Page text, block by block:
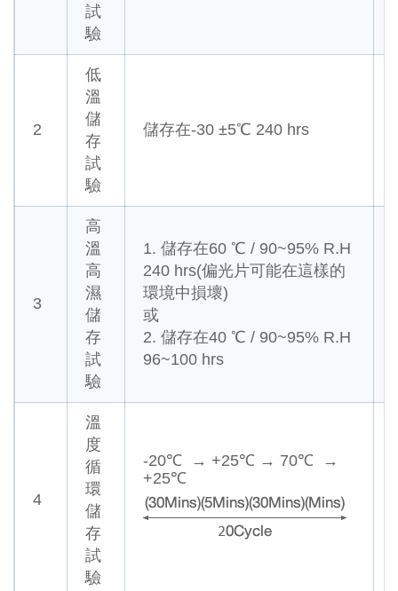
試
驗
2
低
溫
儲
存
試
驗
儲存在-30 ±5℃ 240 hrs
3
高
溫
高
濕
儲
存
試
驗
1. 儲存在60 ℃ / 90~95% R.H
240 hrs(偏光片可能在這樣的
環境中損壞)
或
2. 儲存在40 ℃ / 90~95% R.H
96~100 hrs
4
溫
度
循
環
儲
存
試
驗
-20℃ → +25℃ → 70℃ →
+25℃